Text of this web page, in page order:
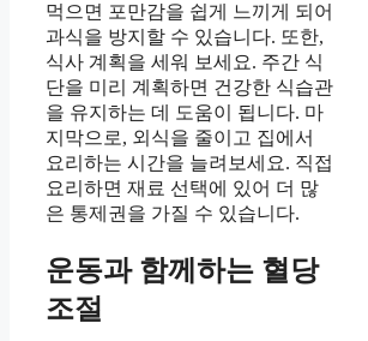
먹으면 포만감을 쉽게 느끼게 되어
과식을 방지할 수 있습니다. 또한,
식사 계획을 세워 보세요. 주간 식
단을 미리 계획하면 건강한 식습관
을 유지하는 데 도움이 됩니다. 마
지막으로, 외식을 줄이고 집에서
요리하는 시간을 늘려보세요. 직접
요리하면 재료 선택에 있어 더 많
은 통제권을 가질 수 있습니다.
운동과 함께하는 혈당
조절